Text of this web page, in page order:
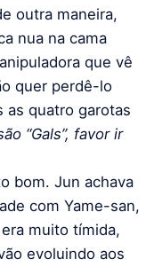
outra maneira,
nua na cama
que vê
quer perdê-lo
as quatro garotas
“Gals”, favor ir
bom. Jun achava
com Yame-san,
muito tímida,
evoluindo aos